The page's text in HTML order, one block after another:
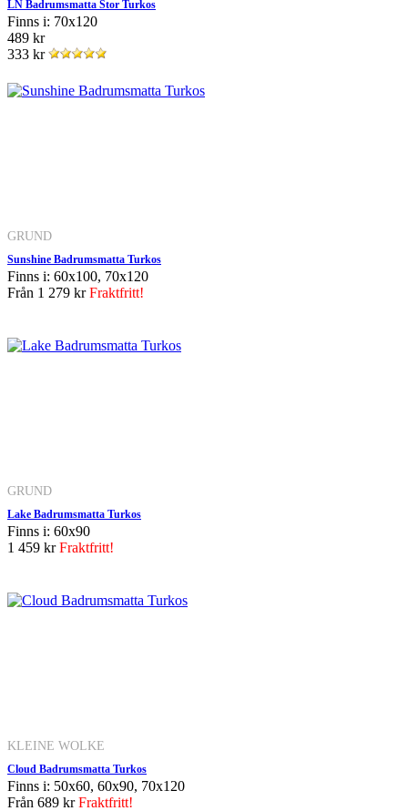
LN Badrumsmatta Stor Turkos
Finns i: 70x120
489 kr
333 kr
GRUND
Sunshine Badrumsmatta Turkos
Finns i: 60x100, 70x120
Från 1 279 krFraktfritt!
GRUND
Lake Badrumsmatta Turkos
Finns i: 60x90
1 459 krFraktfritt!
KLEINE WOLKE
Cloud Badrumsmatta Turkos
Finns i: 50x60, 60x90, 70x120
Från 689 krFraktfritt!